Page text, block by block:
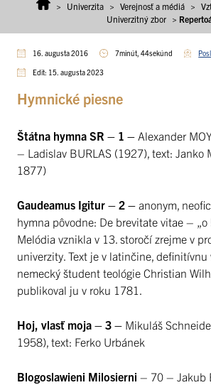
> Univerzita > Verejnosť a médiá >
Univerzitný zbor >
16. augusta 2016 7minút, 44sekúnd
Edit: 15. augusta 2023
Hymnické piesne
Štátna hymna SR – 1 – Alexander
– Ladislav BURLAS (1927), text: Janko
1877)
Gaudeamus Igitur – 2 – anonym,
hymna pôvodne: De brevitate vitae – „o
Melódia vznikla v 13. storočí zrejme v
univerzity. Text je v latinčine, definitívnu
nemecký študent teológie Christian
publikoval ju v roku 1781.
Hoj, vlasť moja – 3 – Mikuláš
1958), text: Ferko Urbánek
Blogoslawieni Milosierni – 70 – Jakub